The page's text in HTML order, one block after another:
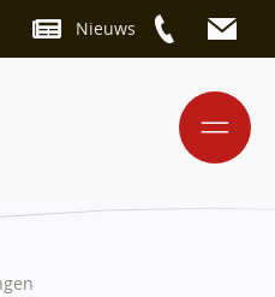
Nieuws